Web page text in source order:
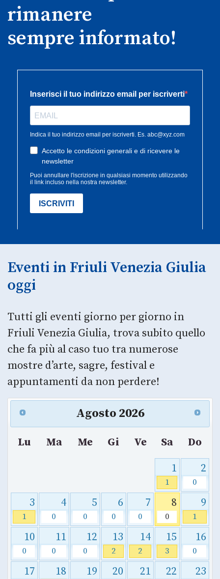
rimanere
sempre informato!
Eventi in Friuli Venezia Giulia
oggi
Tutti gli eventi giorno per giorno in
Friuli Venezia Giulia, trova subito quello
che fa più al caso tuo tra numerose
mostre d’arte, sagre, festival e
appuntamenti da non perdere!
Agosto 2026
Lu Ma Me Gi Ve Sa
Do
1
1
2
0
3
1
4
0
5
0
6
0
7
0
8
0
9
1
10
0
11
0
12
0
13
2
14
2
15
3
16
0
17 18 19 20 21 22 23